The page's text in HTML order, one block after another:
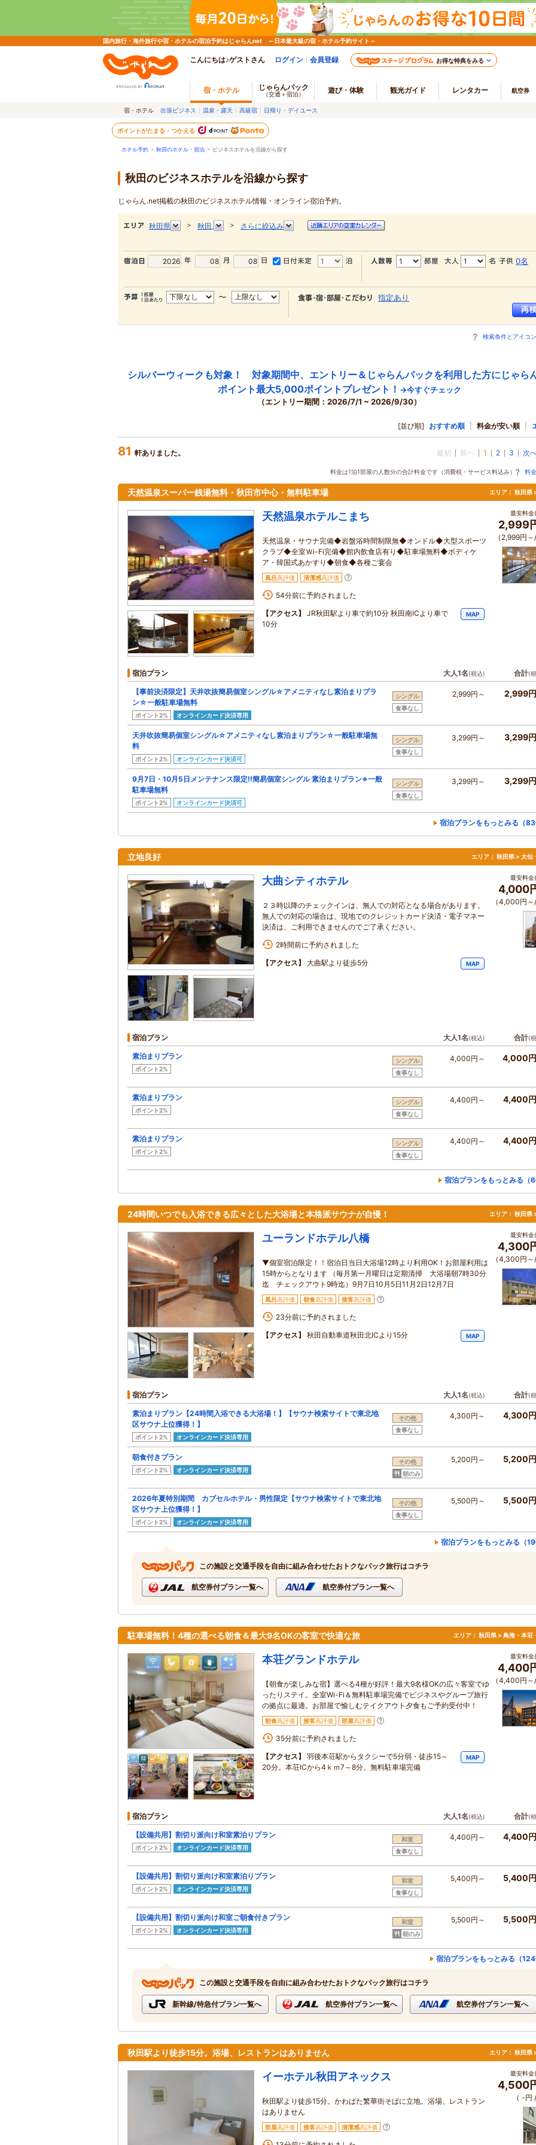
国内旅行・海外旅行や宿・ホテルの宿泊予約はじゃらんnet ～日本最大級の宿・ホテル予約サイト～
こんにちは♪ゲストさん ログイン 会員登録 お得な特典をみる
宿・ホテル じゃらんパック
（交通＋宿泊） 遊び・体験 観光ガイド レンタカー 航空券
宿・ホテル 出張ビジネス 温泉・露天 高級宿 日帰り・デイユース
ポイントがたまる・つかえる
ホテル予約 > 秋田のホテル・宿泊 > ビジネスホテルを沿線から探す
秋田のビジネスホテルを沿線から探す
じゃらん.net掲載の秋田のビジネスホテル情報・オンライン宿泊予約。
秋田県 ＞ 秋田 ＞ さらに絞込み
0名
指定あり
検索条件とアイコ
シルバーウィークも対象！ 対象期間中、エントリー＆じゃらんパックを利用した方にじゃら
ポイント最大5,000ポイントプレゼント！ →今すぐチェック
（エントリー期間：2026/7/1 ~ 2026/9/30）
[並び順] おすすめ順 料金が安い順
81 軒ありました。 最初 前へ 1 2 3 次
料金は1泊1部屋の人数分の合計料金です（消費税・サービス料込み） 料
天然温泉スーパー銭湯無料・秋田市中心・無料駐車場 エリア： 秋田県
天然温泉ホテルこまち
天然温泉・サウナ完備◆岩盤浴時間制限無◆オンドル◆大型スポーツ
クラブ◆全室Ｗi-Fi完備◆館内飲食店有り◆駐車場無料◆ボディケ
ア・韓国式あかすり◆朝食◆各種ご宴会
風呂高評価 清潔感高評価
54分前に予約されました
【アクセス】
JR秋田駅より車で約10分 秋田南ICより車で
10分
MAP
最安料金
2,999
（2,999円～/
宿泊プラン 大人1名(税込) 合計(
【事前決済限定】天井吹抜簡易個室シングル☆アメニティなし素泊まりプラ
ン☆一般駐車場無料
ポイント2% オンラインカード決済専用
シングル
食事なし
2,999円～ 2,999
天井吹抜簡易個室シングル☆アメニティなし素泊まりプラン☆一般駐車場無
料
ポイント2% オンラインカード決済可
シングル
食事なし
3,299円～ 3,299
9月7日・10月5日メンテナンス限定!!簡易個室シングル 素泊まりプラン※一般
駐車場無料
ポイント2% オンラインカード決済可
シングル
食事なし
3,299円～ 3,299
宿泊プランをもっとみる（83
立地良好 エリア： 秋田県 > 大仙
大曲シティホテル
２３時以降のチェックインは、無人での対応となる場合があります。
無人での対応の場合は、現地でのクレジットカード決済・電子マネー
決済は、ご利用できませんのでご了承ください。
2時間前に予約されました
【アクセス】
大曲駅より徒歩5分 MAP
最安料金
4,000
（4,000円～/
宿泊プラン 大人1名(税込) 合計(
素泊まりプラン
ポイント2%
シングル
食事なし
4,000円～ 4,000
素泊まりプラン
ポイント2%
シングル
食事なし
4,400円～ 4,400
素泊まりプラン
ポイント2%
シングル
食事なし
4,400円～ 4,400
宿泊プランをもっとみる（6
24時間いつでも入浴できる広々とした大浴場と本格派サウナが自慢！ エリア： 秋田県
ユーランドホテル八橋
▼個室宿泊限定！！宿泊日当日大浴場12時より利用OK！お部屋利用は
15時からとなります （毎月第一月曜日は定期清掃 大浴場朝7時30分
迄 チェックアウト9時迄）9月7日10月5日11月2日12月7日
風呂高評価 朝食高評価 接客高評価
23分前に予約されました
【アクセス】
秋田自動車道秋田北ICより15分 MAP
最安料金
4,300
（4,300円～/
宿泊プラン 大人1名(税込) 合計(
素泊まりプラン【24時間入浴できる大浴場！】【サウナ検索サイトで東北地
区サウナ上位獲得！】
ポイント2% オンラインカード決済専用
その他
食事なし
4,300円～ 4,300
朝食付きプラン
ポイント2% オンラインカード決済専用
その他
朝のみ
5,200円～ 5,200
2026年夏特別期間 カプセルホテル・男性限定【サウナ検索サイトで東北地
区サウナ上位獲得！】
ポイント2% オンラインカード決済専用
その他
食事なし
5,500円～ 5,500
宿泊プランをもっとみる（19
この施設と交通手段を自由に組み合わせたおトクなパック旅行はコチラ
航空券付プラン一覧へ 航空券付プラン一覧へ
駐車場無料！4種の選べる朝食＆最大9名OKの客室で快適な旅 エリア： 秋田県 > 鳥海・本荘
本荘グランドホテル
【朝食が楽しみな宿】選べる4種が好評！最大9名様OKの広々客室でゆ
ったりステイ。全室Wi-Fi＆無料駐車場完備でビジネスやグループ旅行
の拠点に最適。お部屋で愉しむテイクアウト夕食もご予約受付中！
朝食高評価 接客高評価 部屋高評価
35分前に予約されました
【アクセス】
羽後本荘駅からタクシーで5分弱・徒歩15～
20分。本荘ICから4ｋｍ7～8分。無料駐車場完備
MAP
最安料金
4,400
（4,400円～/
宿泊プラン 大人1名(税込) 合計(
【設備共用】割切り派向け和室素泊りプラン
ポイント2% オンラインカード決済専用
和室
食事なし
4,400円～ 4,400
【設備共用】割切り派向け和室素泊りプラン
ポイント2% オンラインカード決済専用
和室
食事なし
5,400円～ 5,400
【設備共用】割切り派向け和室ご朝食付きプラン
ポイント2% オンラインカード決済専用
和室
朝のみ
5,500円～ 5,500
宿泊プランをもっとみる（124
この施設と交通手段を自由に組み合わせたおトクなパック旅行はコチラ
新幹線/特急付プラン一覧へ 航空券付プラン一覧へ 航空券付プラン一覧へ
秋田駅より徒歩15分。浴場、レストランはありません エリア： 秋田県
イーホテル秋田アネックス
秋田駅より徒歩15分。かわばた繁華街そばに立地。浴場、レストラン
はありません
部屋高評価 接客高評価 清潔感高評価
最安料金
4,500
（ -円